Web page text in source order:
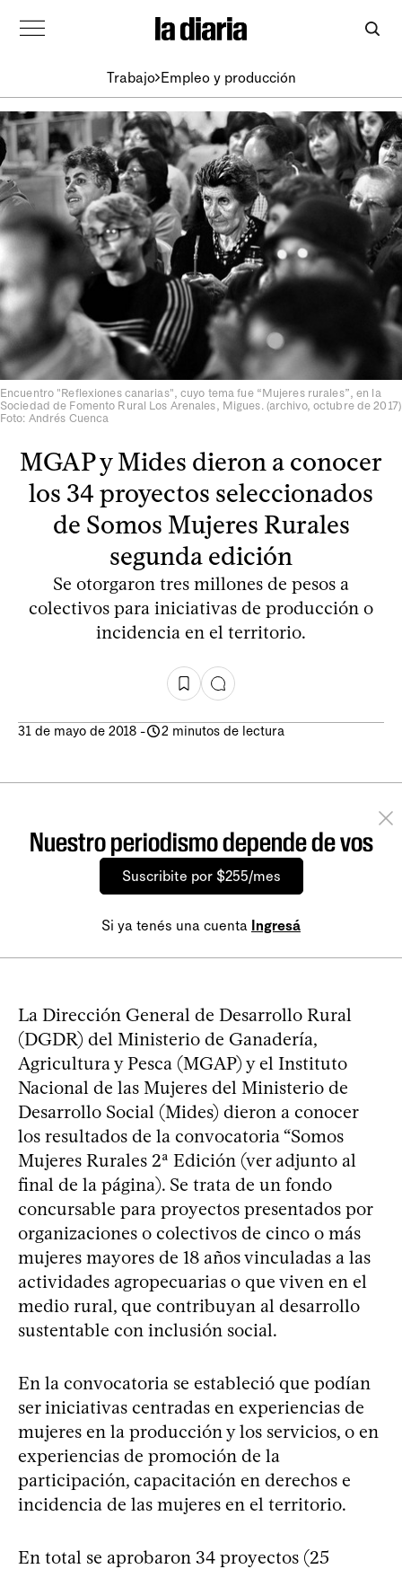
Trabajo Empleo y producción
Encuentro "Reflexiones canarias", cuyo tema fue “Mujeres rurales”, en la
Sociedad de Fomento Rural Los Arenales, Migues. (archivo, octubre de 2017)
Foto: Andrés Cuenca
MGAP y Mides dieron a conocer
los 34 proyectos seleccionados
de Somos Mujeres Rurales
segunda edición
Se otorgaron tres millones de pesos a
colectivos para iniciativas de producción o
incidencia en el territorio.
31 de mayo de 2018 - 2 minutos de lectura
Nuestro periodismo depende de vos
Suscribite por $255/mes
Si ya tenés una cuenta Ingresá
La Dirección General de Desarrollo Rural
(DGDR) del Ministerio de Ganadería,
Agricultura y Pesca (MGAP) y el Instituto
Nacional de las Mujeres del Ministerio de
Desarrollo Social (Mides) dieron a conocer
los resultados de la convocatoria “Somos
Mujeres Rurales 2ª Edición (ver adjunto al
final de la página). Se trata de un fondo
concursable para proyectos presentados por
organizaciones o colectivos de cinco o más
mujeres mayores de 18 años vinculadas a las
actividades agropecuarias o que viven en el
medio rural, que contribuyan al desarrollo
sustentable con inclusión social.
En la convocatoria se estableció que podían
ser iniciativas centradas en experiencias de
mujeres en la producción y los servicios, o en
experiencias de promoción de la
participación, capacitación en derechos e
incidencia de las mujeres en el territorio.
En total se aprobaron 34 proyectos (25